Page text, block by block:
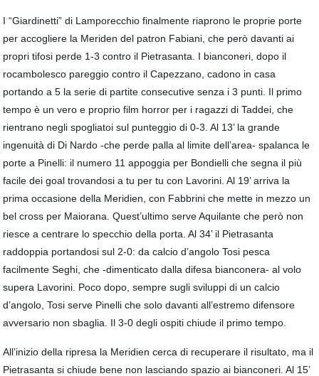
I “Giardinetti” di Lamporecchio finalmente riaprono le proprie porte
per accogliere la Meriden del patron Fabiani, che però davanti ai
propri tifosi perde 1-3 contro il Pietrasanta. I bianconeri, dopo il
rocambolesco pareggio contro il Capezzano, cadono in casa
portando a 5 la serie di partite consecutive senza i 3 punti. Il primo
tempo è un vero e proprio film horror per i ragazzi di Taddei, che
rientrano negli spogliatoi sul punteggio di 0-3. Al 13’ la grande
ingenuità di Di Nardo -che perde palla al limite dell’area- spalanca le
porte a Pinelli: il numero 11 appoggia per Bondielli che segna il più
facile dei goal trovandosi a tu per tu con Lavorini. Al 19’ arriva la
prima occasione della Meridien, con Fabbrini che mette in mezzo un
bel cross per Maiorana. Quest’ultimo serve Aquilante che però non
riesce a centrare lo specchio della porta. Al 34’ il Pietrasanta
raddoppia portandosi sul 2-0: da calcio d’angolo Tosi pesca
facilmente Seghi, che -dimenticato dalla difesa bianconera- al volo
supera Lavorini. Poco dopo, sempre sugli sviluppi di un calcio
d’angolo, Tosi serve Pinelli che solo davanti all’estremo difensore
avversario non sbaglia. Il 3-0 degli ospiti chiude il primo tempo.
All’inizio della ripresa la Meridien cerca di recuperare il risultato, ma il
Pietrasanta si chiude bene non lasciando spazio ai bianconeri. Al 15’